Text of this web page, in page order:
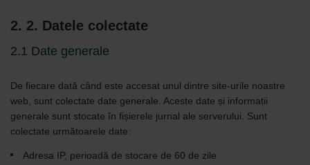
2. 2. Datele colectate
2.1 Date generale
De fiecare dată când este accesat unul dintre site-urile noastre
web, sunt colectate date generale. Aceste date și informații
generale sunt stocate în fișierele jurnal ale serverului. Sunt
colectate următoarele date:
Adresa IP, perioadă de stocare de 60 de zile